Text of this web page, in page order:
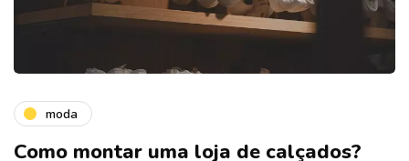
moda
Como montar uma loja de calçados?